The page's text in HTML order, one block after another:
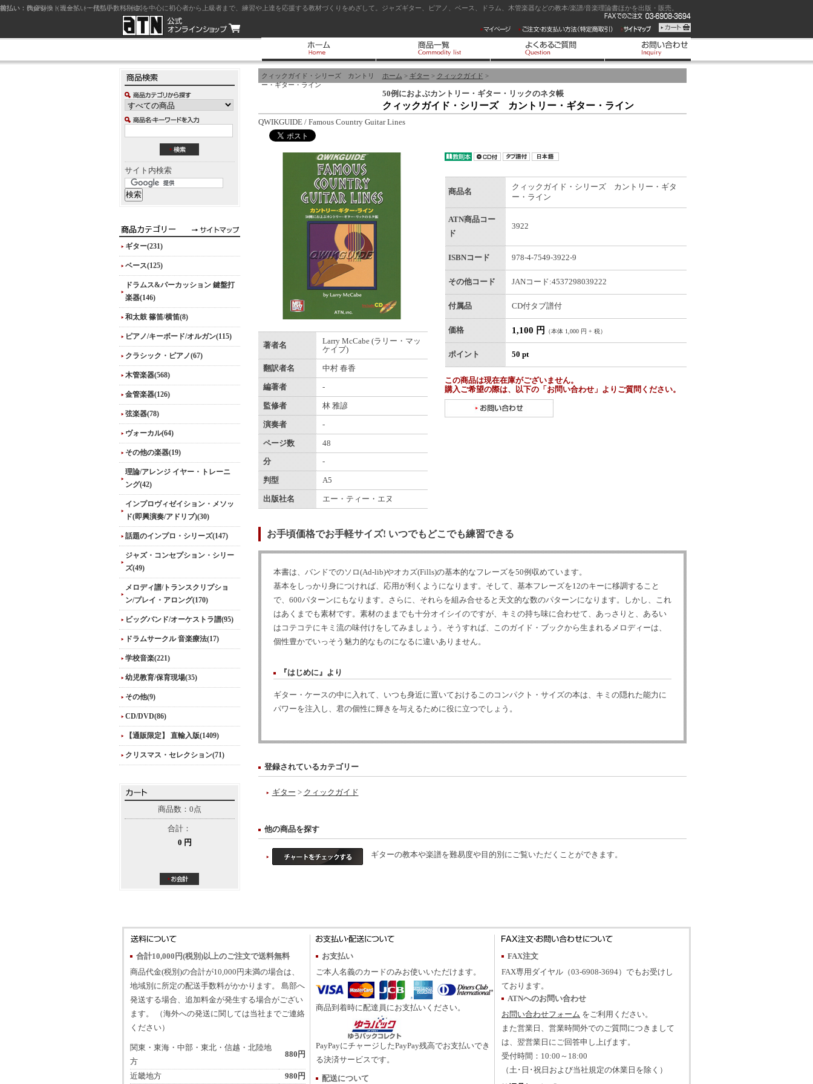
ジャズを中心に初心者から上級者まで、練習や上達を応援する教材づくりをめざして。ジャズギター、ピアノ、ベース、ドラム、木管楽器などの教本/楽譜/音楽理論書ほかを出版・販売。
サイト内検索
ギター(231)
ベース(125)
ドラムス&パーカッション 鍵盤打
楽器(146)
和太鼓 篠笛/横笛(8)
ピアノ/キーボード/オルガン(115)
クラシック・ピアノ(67)
木管楽器(568)
金管楽器(126)
弦楽器(78)
ヴォーカル(64)
その他の楽器(19)
理論/アレンジ イヤー・トレーニ
ング(42)
インプロヴィゼイション・メソッ
ド(即興演奏/アドリブ)(30)
話題のインプロ・シリーズ(147)
ジャズ・コンセプション・シリー
ズ(49)
メロディ譜/トランスクリプショ
ン/プレイ・アロング(170)
ビッグバンド/オーケストラ譜(95)
ドラムサークル 音楽療法(17)
学校音楽(221)
幼児教育/保育現場(35)
その他(9)
CD/DVD(86)
【通販限定】 直輸入版(1409)
クリスマス・セレクション(71)
商品数：0点
合計：
0 円
ホーム > ギター > クィックガイド >
クィックガイド・シリーズ カントリ
ー・ギター・ライン
50例におよぶカントリー・ギター・リックのネタ帳
クィックガイド・シリーズ カントリー・ギター・ライン
QWIKGUIDE / Famous Country Guitar Lines
著者名
Larry McCabe (ラリー・マッ
ケイブ)
翻訳者名 中村 春香
編著者 -
監修者 林 雅諺
演奏者 -
ページ数 48
分 -
判型 A5
出版社名 エー・ティー・エヌ
商品名
クィックガイド・シリーズ カントリー・ギタ
ー・ライン
ATN商品コー
ド
3922
ISBNコード 978-4-7549-3922-9
その他コード JANコード:4537298039222
付属品 CD付タブ譜付
価格 1,100 円 （本体 1,000 円 + 税）
ポイント 50 pt
この商品は現在在庫がございません。
購入ご希望の際は、以下の「お問い合わせ」よりご質問ください。
お手頃価格でお手軽サイズ! いつでもどこでも練習できる
本書は、バンドでのソロ(Ad-lib)やオカズ(Fills)の基本的なフレーズを50例収めています。
基本をしっかり身につければ、応用が利くようになります。そして、基本フレーズを12のキーに移調すること
で、600パターンにもなります。さらに、それらを組み合せると天文的な数のパターンになります。しかし、これ
はあくまでも素材です。素材のままでも十分オイシイのですが、キミの持ち味に合わせて、あっさりと、あるい
はコテコテにキミ流の味付けをしてみましょう。そうすれば、このガイド・ブックから生まれるメロディーは、
個性豊かでいっそう魅力的なものになるに違いありません。
『はじめに』より
ギター・ケースの中に入れて、いつも身近に置いておけるこのコンパクト・サイズの本は、キミの隠れた能力に
パワーを注入し、君の個性に輝きを与えるために役に立つでしょう。
登録されているカテゴリー
ギター > クィックガイド
他の商品を探す
ギターの教本や楽譜を難易度や目的別にご覧いただくことができます。
合計10,000円(税別)以上のご注文で送料無料
商品代金(税別)の合計が10,000円未満の場合は、
地域別に所定の配送手数料がかかります。 島部へ
発送する場合、追加料金が発生する場合がござい
ます。 （海外への発送に関しては当社までご連絡
ください）
関東・東海・中部・東北・信越・北陸地
方
880円
近畿地方 980円
お支払い
前払い：クレジットカード（一括払い）
ご本人名義のカードのみお使いいただけます。
後払い：代金引換（現金払い・代引手数料別途）
商品到着時に配達員にお支払いください。
前払い：PayPay
PayPayにチャージしたPayPay残高でお支払いでき
る決済サービスです。
配送について
FAX注文
FAX専用ダイヤル（03-6908-3694）でもお受けし
ております。
ATNへのお問い合わせ
お問い合わせフォーム をご利用ください。
また営業日、営業時間外でのご質問につきまして
は、翌営業日にご回答申し上げます。
受付時間：10:00～18:00
（土･日･祝日および当社規定の休業日を除く）